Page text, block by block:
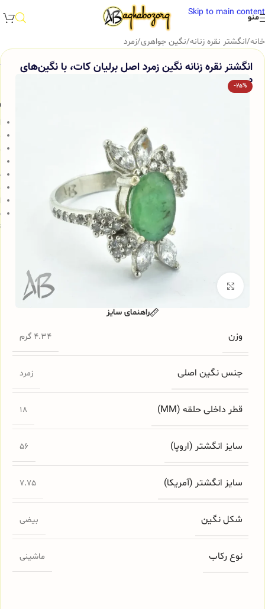
Skip to main content
منو
خانه/انگشتر نقره زنانه/نگین جواهری/زمرد
انگشتر نقره زنانه نگین زمرد اصل برلیان کات، با نگین‌های
مارکیز کد 683
-25%
وزن 4.34 گرم
جنس نگین اصلی زمرد
قطر داخلی حلقه (MM) 18
سایز انگشتر (اروپا) 56
سایز انگشتر (آمریکا) 7.75
شکل نگین بیضی
نوع رکاب ماشینی
راهنمای سایز